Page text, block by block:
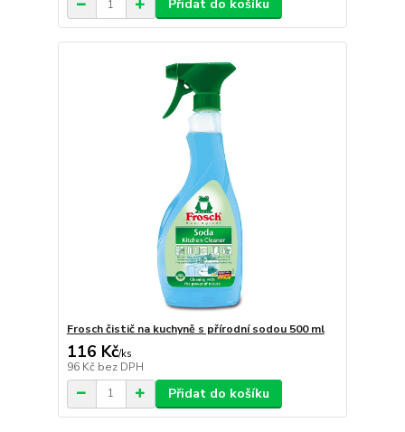
Přidat do košíku
Frosch čistič na kuchyně s přírodní sodou 500 ml
116 Kč/ks
96 Kč bez DPH
Přidat do košíku